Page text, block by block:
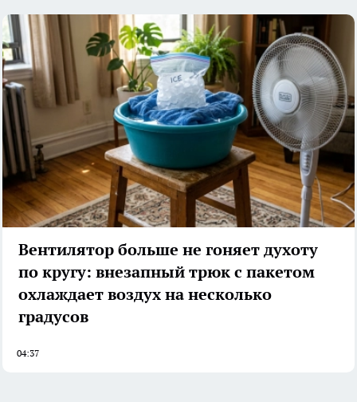
Вентилятор больше не гоняет духоту
по кругу: внезапный трюк с пакетом
охлаждает воздух на несколько
градусов
04:37